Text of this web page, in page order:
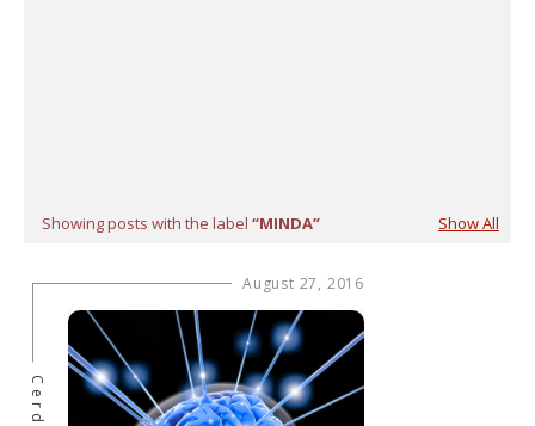
Showing posts with the label MINDA Show All
August 27, 2016